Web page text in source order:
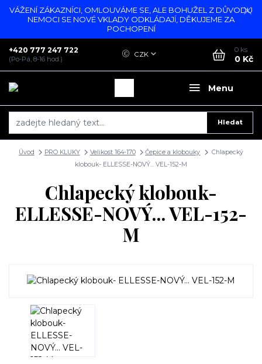
VÁŽENÍ ZÁKAZNÍCI, OMLOUVÁME SE, ALE BOHUŽEL Z DŮVODU
NEMOCI SE NOVÉ VKLADY ODKLÁDAJÍ, DĚKUJEME ZA
POCHOPENÍ
Menu
CZK
Hledat
+420 777 247 722
(Po-Pá, 8-16 hod.)
0 ks
0 Kč
Úvod PRO KLUKY Velikost 164-170 Čepice a klobouky
Chlapecký
klobouk- ELLESSE-NOVÝ... VEL-152-M
Chlapecký klobouk-
ELLESSE-NOVÝ... VEL-152-
M